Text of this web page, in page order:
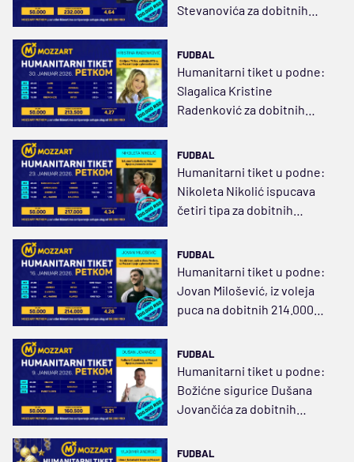
Stevanovića za dobitnih
FUDBAL
Humanitarni tiket u podne:
Slagalica Kristine
Radenković za dobitnih
FUDBAL
Humanitarni tiket u podne:
Nikoleta Nikolić ispucava
četiri tipa za dobitnih
FUDBAL
Humanitarni tiket u podne:
Jovan Milošević, iz voleja
puca na dobitnih 214.000
FUDBAL
Humanitarni tiket u podne:
Božićne sigurice Dušana
Jovančića za dobitnih
FUDBAL